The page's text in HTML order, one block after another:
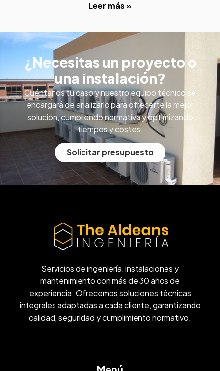
Leer más »
¿Necesitas un proyecto o
una instalación?
Cuéntanos tu caso y nuestro equipo técnico se
encargará de analizarlo para ofrecerte la mejor
solución, cumpliendo normativa y optimizando
tiempos y costes.
Solicitar presupuesto
Servicios de ingeniería, instalaciones y
mantenimiento con más de 30 años de
experiencia. Ofrecemos soluciones técnicas
integrales adaptadas a cada cliente, garantizando
calidad, seguridad y cumplimiento normativo.